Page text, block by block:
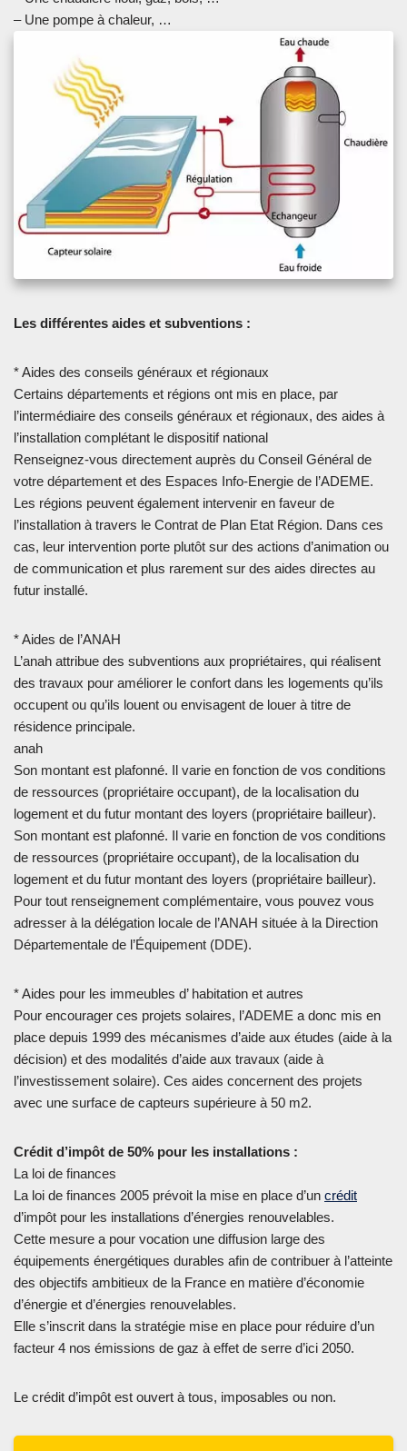
– Une pompe à chaleur, …
Les différentes aides et subventions :
* Aides des conseils généraux et régionaux
Certains départements et régions ont mis en place, par
l’intermédiaire des conseils généraux et régionaux, des aides à
l’installation complétant le dispositif national
Renseignez-vous directement auprès du Conseil Général de
votre département et des Espaces Info-Energie de l’ADEME.
Les régions peuvent également intervenir en faveur de
l’installation à travers le Contrat de Plan Etat Région. Dans ces
cas, leur intervention porte plutôt sur des actions d’animation ou
de communication et plus rarement sur des aides directes au
futur installé.
* Aides de l’ANAH
L’anah attribue des subventions aux propriétaires, qui réalisent
des travaux pour améliorer le confort dans les logements qu’ils
occupent ou qu’ils louent ou envisagent de louer à titre de
résidence principale.
anah
Son montant est plafonné. Il varie en fonction de vos conditions
de ressources (propriétaire occupant), de la localisation du
logement et du futur montant des loyers (propriétaire bailleur).
Son montant est plafonné. Il varie en fonction de vos conditions
de ressources (propriétaire occupant), de la localisation du
logement et du futur montant des loyers (propriétaire bailleur).
Pour tout renseignement complémentaire, vous pouvez vous
adresser à la délégation locale de l’ANAH située à la Direction
Départementale de l’Équipement (DDE).
* Aides pour les immeubles d’ habitation et autres
Pour encourager ces projets solaires, l’ADEME a donc mis en
place depuis 1999 des mécanismes d’aide aux études (aide à la
décision) et des modalités d’aide aux travaux (aide à
l’investissement solaire). Ces aides concernent des projets
avec une surface de capteurs supérieure à 50 m2.
Crédit d’impôt de 50% pour les installations :
La loi de finances
La loi de finances 2005 prévoit la mise en place d’un crédit
d’impôt pour les installations d’énergies renouvelables.
Cette mesure a pour vocation une diffusion large des
équipements énergétiques durables afin de contribuer à l’atteinte
des objectifs ambitieux de la France en matière d’économie
d’énergie et d’énergies renouvelables.
Elle s’inscrit dans la stratégie mise en place pour réduire d’un
facteur 4 nos émissions de gaz à effet de serre d’ici 2050.
Le crédit d’impôt est ouvert à tous, imposables ou non.